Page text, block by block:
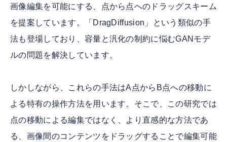
画像編集を可能にする、点から点へのドラッグスキーム
を提案しています。「DragDiffusion」という類似の手
法も登場しており、容量と汎化の制約に悩むGANモデ
ルの問題を解決しています。
しかしながら、これらの手法はA点からB点への移動に
よる特有の操作方法を用います。そこで、この研究では
点の移動による編集ではなく、より直感的な方法であ
る、画像間のコンテンツをドラッグすることで編集可能